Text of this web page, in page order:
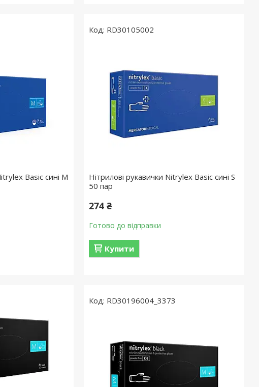
Basic сині M
RD30105002
Нітрилові рукавички Nitrylex Basic сині S
50 пар
274 ₴
Готово до відправки
Купити
RD30196004_3373